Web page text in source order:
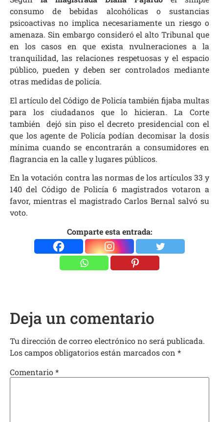
consumo de bebidas alcohólicas o sustancias
psicoactivas no implica necesariamente un riesgo o
amenaza. Sin embargo consideró el alto Tribunal que
en los casos en que exista nvulneraciones a la
tranquilidad, las relaciones respetuosas y el espacio
público, pueden y deben ser controlados mediante
otras medidas de policía.
El artículo del Código de Policía también fijaba multas
para los ciudadanos que lo hicieran. La Corte
también dejó sin piso el decreto presidencial con el
que los agente de Policía podían decomisar la dosis
mínima cuando se encontrarán a consumidores en
flagrancia en la calle y lugares públicos.
En la votación contra las normas de los artículos 33 y
140 del Código de Policía 6 magistrados votaron a
favor, mientras el magistrado Carlos Bernal salvó su
voto.
Comparte esta entrada:
Deja un comentario
Tu dirección de correo electrónico no será publicada.
Los campos obligatorios están marcados con *
Comentario*